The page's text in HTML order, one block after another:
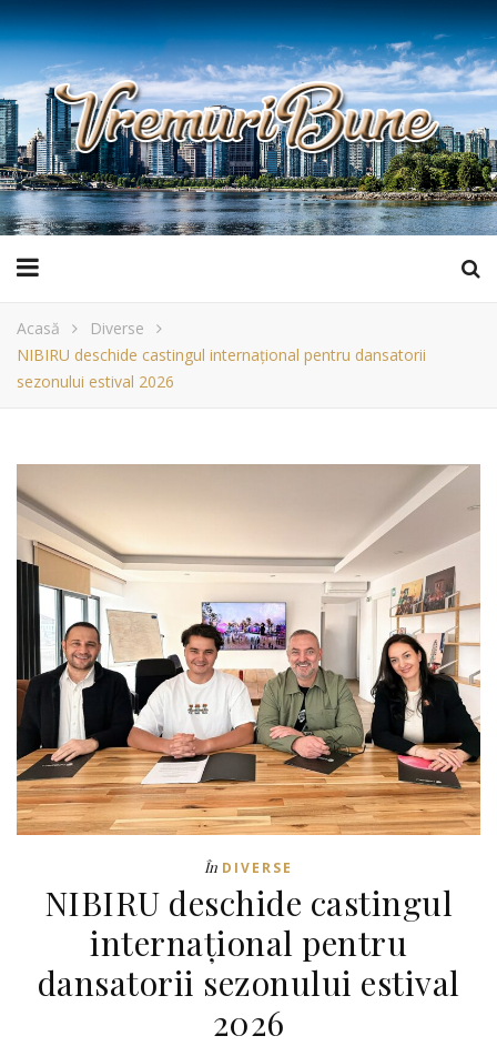
Acasă
Diverse
NIBIRU deschide castingul internațional pentru dansatorii
sezonului estival 2026
În DIVERSE
NIBIRU deschide castingul
internațional pentru
dansatorii sezonului estival
2026